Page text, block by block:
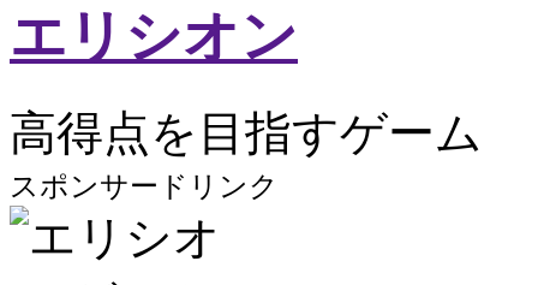
エリシオン
高得点を目指すゲーム
スポンサードリンク